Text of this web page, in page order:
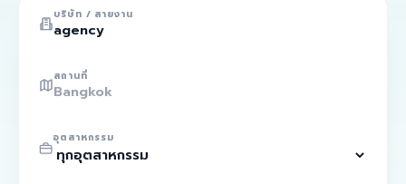
บริษัท / สายงาน
สถานที่
อุตสาหกรรม